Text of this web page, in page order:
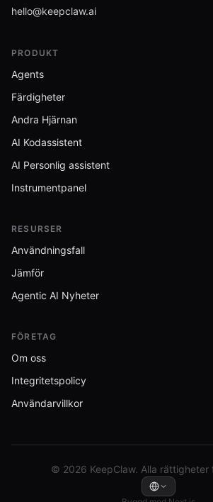
hello@keepclaw.ai
PRODUKT
Agents
Färdigheter
Andra Hjärnan
AI Kodassistent
AI Personlig assistent
Instrumentpanel
RESURSER
Användningsfall
Jämför
Agentic AI Nyheter
FÖRETAG
Om oss
Integritetspolicy
Användarvillkor
© 2026 KeepClaw. Alla rättigheter